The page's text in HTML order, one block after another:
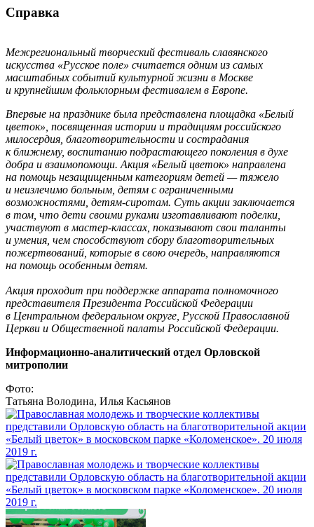
Справка
Межрегиональный творческий фестиваль славянского
искусства «Русское поле» считается одним из самых
масштабных событий культурной жизни в Москве
и крупнейшим фольклорным фестивалем в Европе.
Впервые на празднике была представлена площадка «Белый
цветок», посвященная истории и традициям российского
милосердия, благотворительности и сострадания
к ближнему, воспитанию подрастающего поколения в духе
добра и взаимопомощи. Акция «Белый цветок» направлена
на помощь незащищенным категориям детей — тяжело
и неизлечимо больным, детям с ограниченными
возможностями, детям-сиротам. Суть акции заключается
в том, что дети своими руками изготавливают поделки,
участвуют в мастер-классах, показывают свои таланты
и умения, чем способствуют сбору благотворительных
пожертвований, которые в свою очередь, направляются
на помощь особенным детям.
Акция проходит при поддержке аппарата полномочного
представителя Президента Российской Федерации
в Центральном федеральном округе, Русской Православной
Церкви и Общественной палаты Российской Федерации.
Информационно-аналитический отдел Орловской
митрополии
Фото:
Татьяна Володина, Илья Касьянов